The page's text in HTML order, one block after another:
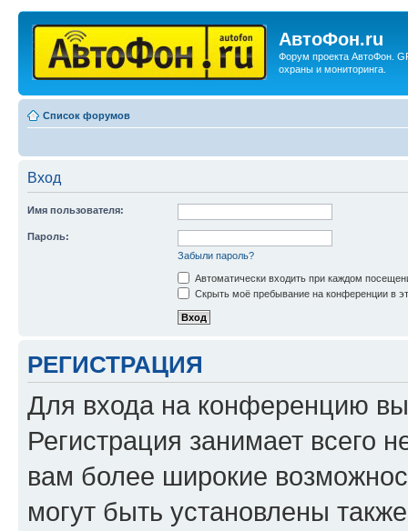
АвтоФон.ru
Форум проекта АвтоФон.
охраны и мониторинга.
Список форумов
Вход
Имя пользователя:
Пароль:
Забыли пароль?
Автоматически входить при каждом
Скрыть моё пребывание на конференции в
РЕГИСТРАЦИЯ
Для входа на конференцию
Регистрация занимает всего
вам более широкие
могут быть установлены